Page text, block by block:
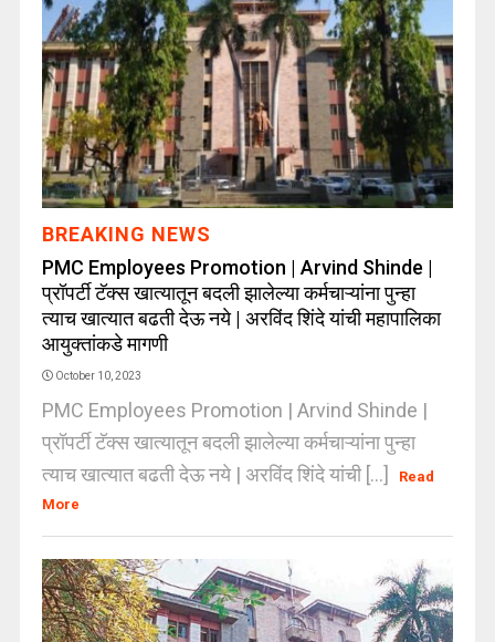
BREAKING NEWS
PMC Employees Promotion | Arvind Shinde |
प्रॉपर्टी टॅक्स खात्यातून बदली झालेल्या कर्मचाऱ्यांना पुन्हा
त्याच खात्यात बढती देऊ नये | अरविंद शिंदे यांची महापालिका
आयुक्तांकडे मागणी
October 10, 2023
PMC Employees Promotion | Arvind Shinde |
प्रॉपर्टी टॅक्स खात्यातून बदली झालेल्या कर्मचाऱ्यांना पुन्हा
त्याच खात्यात बढती देऊ नये | अरविंद शिंदे यांची [...]
Read
More